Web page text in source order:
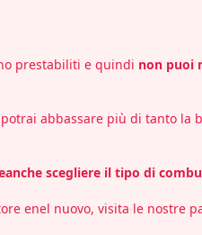
prestabiliti e quindi non puoi
abbassare più di tanto la
scegliere il tipo di
enel nuovo, visita le nostre